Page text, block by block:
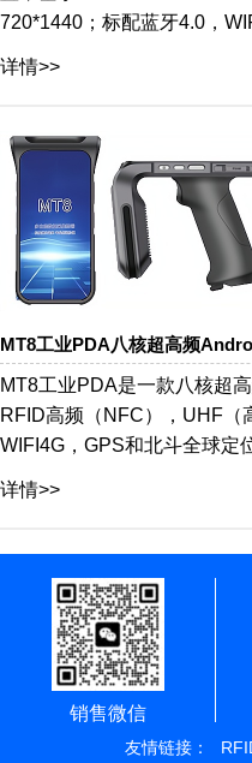
720*1440；标配蓝牙4.0，
详情>>
MT8工业PDA八核超高频
MT8工业PDA是一款八核超
RFID高频（NFC），UHF（
WIFI4G，GPS和北斗全球定
详情>>
销售微信
友情链接：